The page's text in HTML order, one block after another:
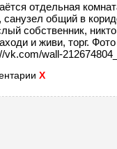
отдельная
санузел общий в
собственник,
и живи, торг.
vk.com/wall-
X